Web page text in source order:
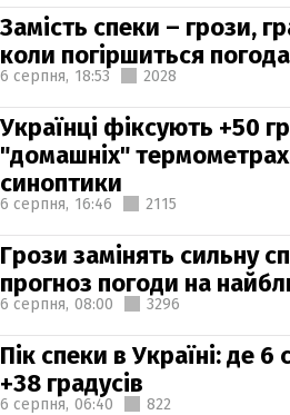
Замість спеки – грози,
коли погіршиться погода
6 серпня, 18:53 2028
Українці фіксують +50
"домашніх"
синоптики
6 серпня, 16:46 2115
Грози замінять сильну
прогноз погоди на
6 серпня, 08:00 3296
Пік спеки в Україні: де 6
+38 градусів
6 серпня, 06:40 822